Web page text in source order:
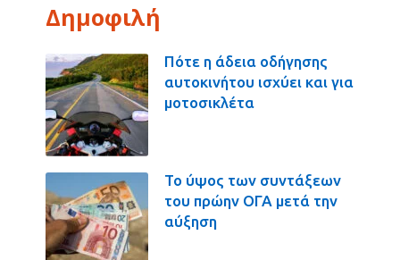
Δημοφιλή
Πότε η άδεια οδήγησης
αυτοκινήτου ισχύει και για
μοτοσικλέτα
Το ύψος των συντάξεων
του πρώην ΟΓΑ μετά την
αύξηση